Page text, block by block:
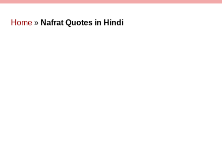
Home » Nafrat Quotes in Hindi